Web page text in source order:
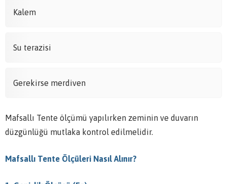
Kalem
Su terazisi
Gerekirse merdiven
Mafsallı Tente ölçümü yapılırken zeminin ve duvarın
düzgünlüğü mutlaka kontrol edilmelidir.
Mafsallı Tente Ölçüleri Nasıl Alınır?